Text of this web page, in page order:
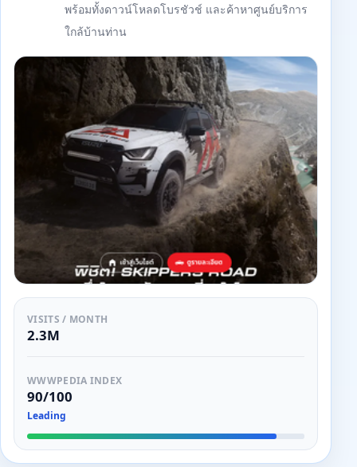
พร้อมทั้งดาวน์โหลดโบรชัวช์ และค้าหาศูนย์บริการ
ใกล้บ้านท่าน
VISITS / MONTH
2.3M
WWWPEDIA INDEX
90/100
Leading